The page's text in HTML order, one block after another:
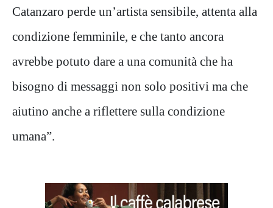
Catanzaro perde un’artista sensibile, attenta alla
condizione femminile, e che tanto ancora
avrebbe potuto dare a una comunità che ha
bisogno di messaggi non solo positivi ma che
aiutino anche a riflettere sulla condizione
umana”.